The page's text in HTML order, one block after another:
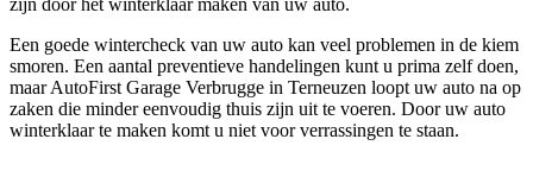
Een goede wintercheck van uw auto kan veel problemen in de kiem
smoren. Een aantal preventieve handelingen kunt u prima zelf doen,
maar AutoFirst Garage Verbrugge in Terneuzen loopt uw auto na op
zaken die minder eenvoudig thuis zijn uit te voeren. Door uw auto
winterklaar te maken komt u niet voor verrassingen te staan.